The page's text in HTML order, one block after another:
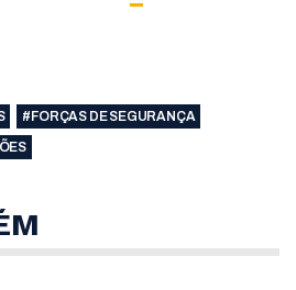
#FORÇAS DE SEGURANÇA